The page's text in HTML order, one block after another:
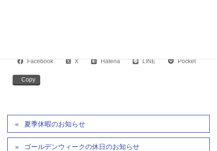
Facebook X Hatena LINE Pocket
Copy
夏季休暇のお知らせ
ゴールデンウィークの休日のお知らせ